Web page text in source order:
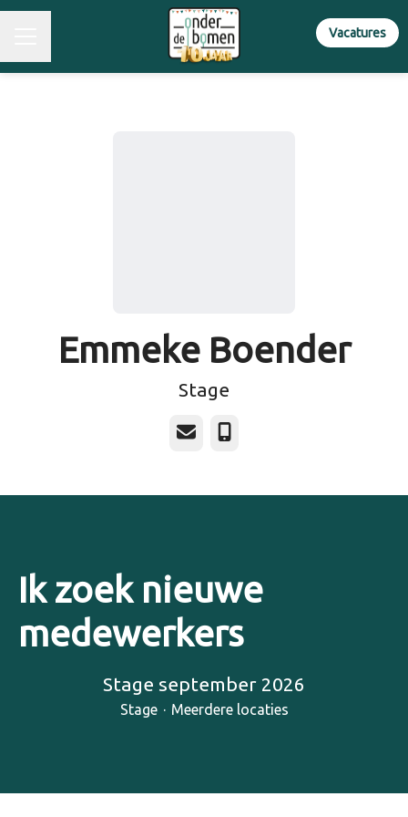
Emmeke Boender
Stage
E-mailadresTelefoonnummer
Ik zoek nieuwe
medewerkers
Stage september 2026
Stage · Meerdere locaties
Vacatures